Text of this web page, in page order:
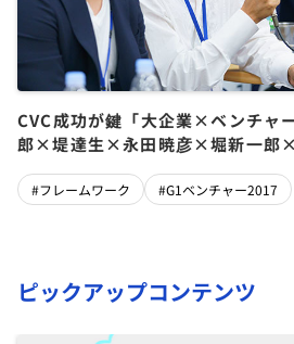
CVC成功が鍵「大企業×ベンチャ
郎×堤達生×永田暁彦×堀新一郎
#フレームワーク #G1ベンチャー2017
ピックアップコンテンツ